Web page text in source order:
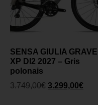
SENSA GIULIA
XP DI2 2027 – Gris
polonais
3.749,00€ 3.299,00€